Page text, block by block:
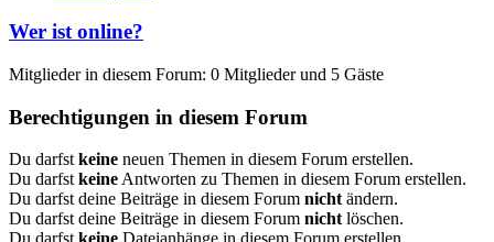
Wer ist online?
Mitglieder in diesem Forum: 0 Mitglieder und 5 Gäste
Berechtigungen in diesem Forum
Du darfst keine neuen Themen in diesem Forum erstellen.
Du darfst keine Antworten zu Themen in diesem Forum erstellen.
Du darfst deine Beiträge in diesem Forum nicht ändern.
Du darfst deine Beiträge in diesem Forum nicht löschen.